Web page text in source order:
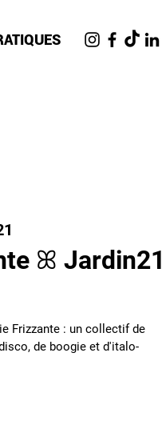
ꕤ Jardin21
Frizzante : un collectif de
de boogie et d'italo-